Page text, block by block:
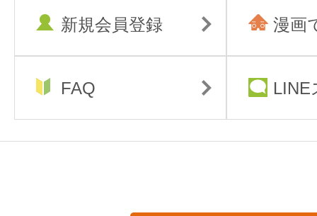
新規会員登録 漫画
FAQ LINE